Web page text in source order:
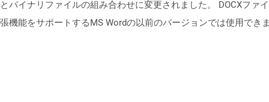
バイナリファイルの組み合わせに変更されました。 DOCXファ
機能をサポートするMS Wordの以前のバージョンでは使用でき